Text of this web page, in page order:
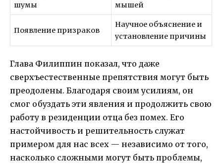
шумы
мышей
Появление призраков
Научное объяснение и
установление причины
Глава Филиппин показал, что даже
сверхъестественные препятствия могут быть
преодолены. Благодаря своим усилиям, он
смог обуздать эти явления и продолжить свою
работу в резиденции отца без помех. Его
настойчивость и решительность служат
примером для нас всех — независимо от того,
насколько сложными могут быть проблемы,